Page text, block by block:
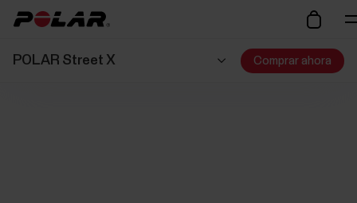
POLAR Street X Comprar ahora